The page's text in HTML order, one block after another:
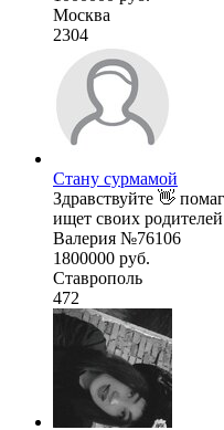
Москва
2304
Стану сурмамой
Здравствуйте 👋
ищет своих
Валерия №76106
1800000 руб.
Ставрополь
472